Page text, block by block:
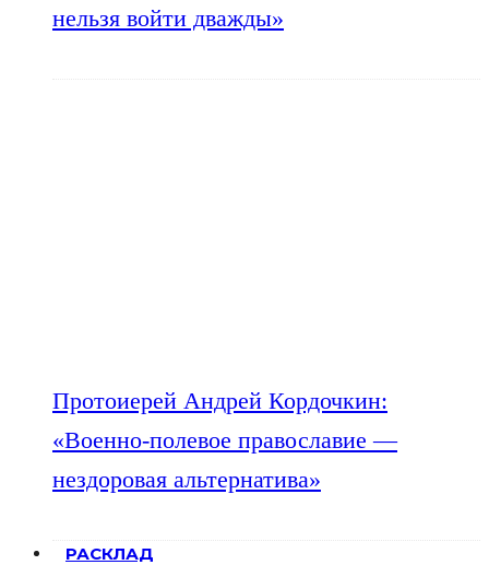
нельзя войти дважды»
Протоиерей Андрей Кордочкин:
«Военно-полевое православие —
нездоровая альтернатива»
РАСКЛАД